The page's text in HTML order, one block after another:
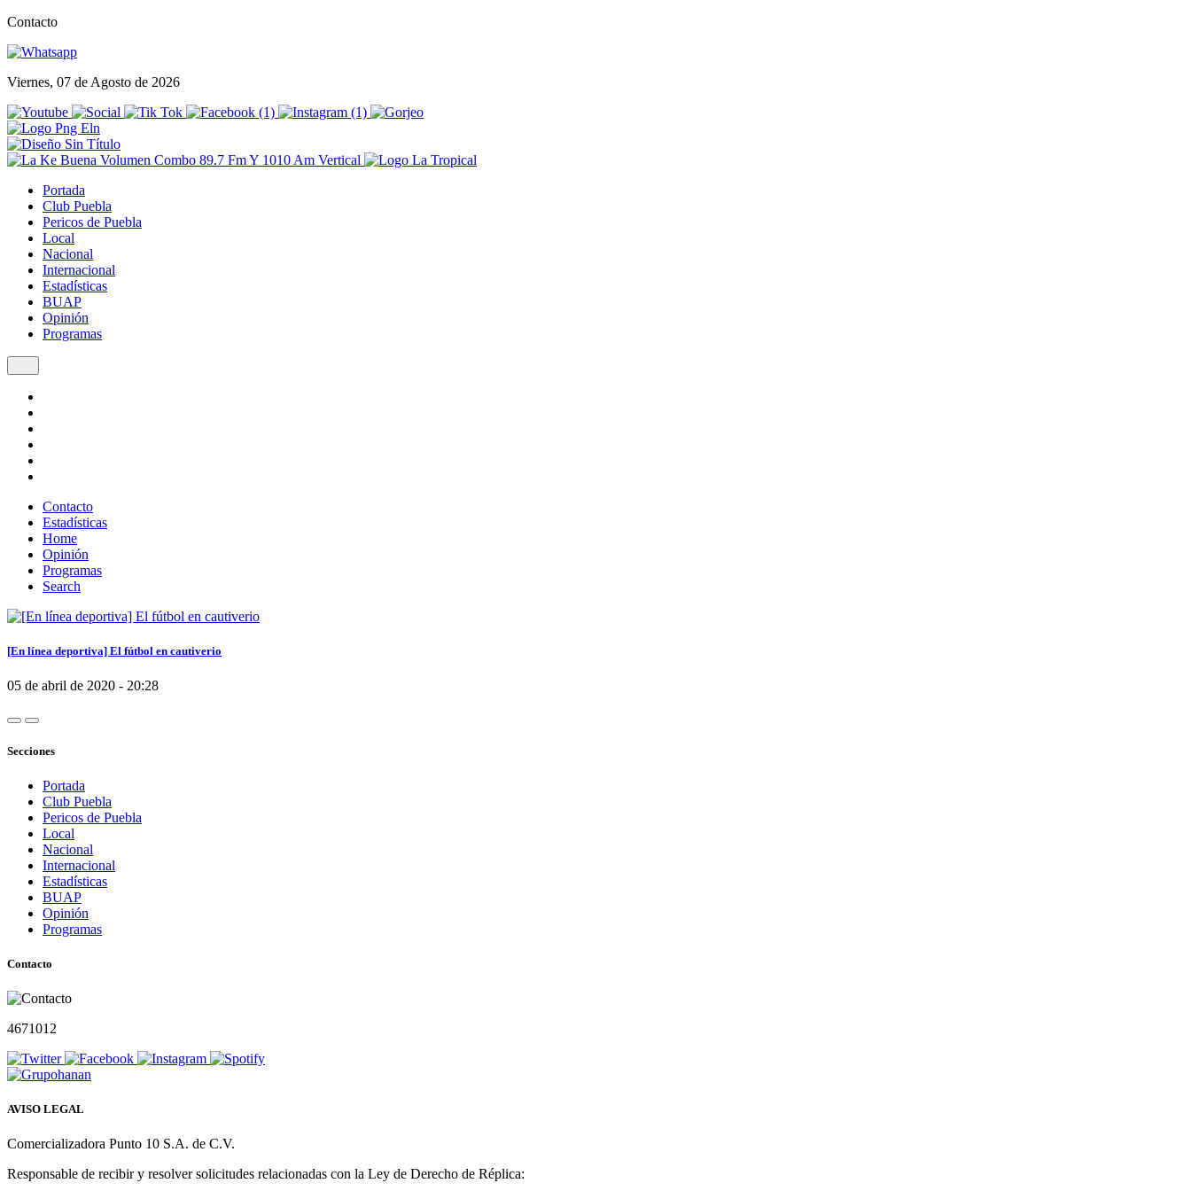
Contacto
Viernes, 07 de Agosto de 2026
Portada
Club Puebla
Pericos de Puebla
Local
Nacional
Internacional
Estadísticas
BUAP
Opinión
Programas
Contacto
Estadísticas
Home
Opinión
Programas
Search
[En línea deportiva] El fútbol en cautiverio
05 de abril de 2020 - 20:28
Secciones
Portada
Club Puebla
Pericos de Puebla
Local
Nacional
Internacional
Estadísticas
BUAP
Opinión
Programas
Contacto
4671012
AVISO LEGAL
Comercializadora Punto 10 S.A. de C.V.
Responsable de recibir y resolver solicitudes relacionadas con la Ley de Derecho de Réplica: